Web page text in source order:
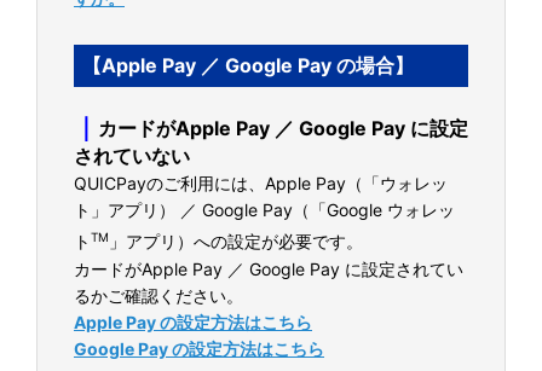
【Apple Pay ／ Google Pay の場合】
｜ カードがApple Pay ／ Google Pay に設定
されていない
QUICPayのご利用には、Apple Pay（「ウォレッ
ト」アプリ） ／ Google Pay（「Google ウォレッ
ト TM 」アプリ）への設定が必要です。
カードがApple Pay ／ Google Pay に設定されてい
るかご確認ください。
Apple Pay の設定方法はこちら
Google Pay の設定方法はこちら